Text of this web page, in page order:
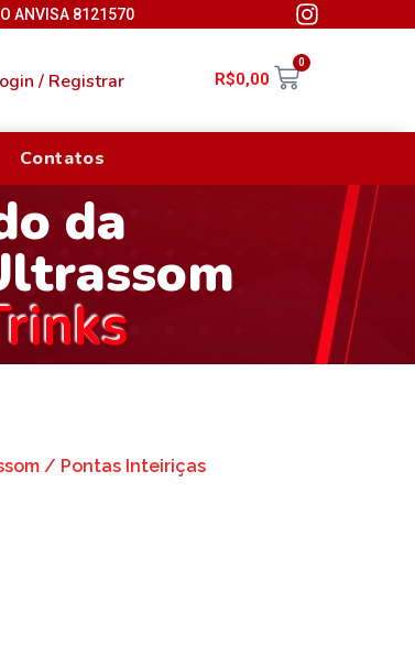
ANVISA 8121570
/ Registrar R$0,00
0
Contatos
da
/ Pontas Inteiriças